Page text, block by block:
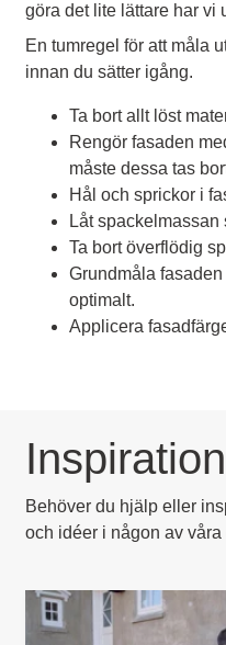
göra det lite lättare har vi
En tumregel för att måla
innan du sätter igång.
Ta bort allt löst
Rengör fasaden
måste dessa tas
Hål och sprickor i
Låt spackelmassan
Ta bort överflödig
Grundmåla
optimalt.
Applicera
Behöver du hjälp eller
och idéer i någon av våra